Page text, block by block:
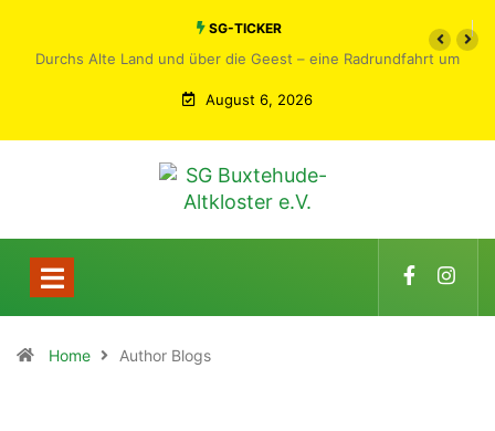
SG-TICKER
Durchs Alte Land und über die Geest – eine Radrundfahrt um
August 6, 2026
Home Author Blogs